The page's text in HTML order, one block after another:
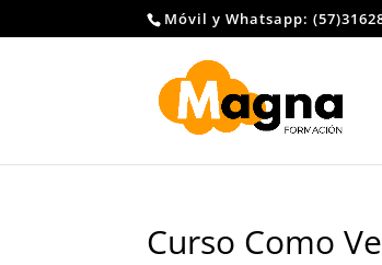
Móvil y Whatsapp:
Curso Como